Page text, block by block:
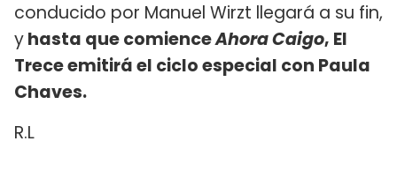
conducido por Manuel Wirzt llegará a su fin,
yhasta que comienceAhora Caigo, El
Trece emitirá el ciclo especial con Paula
Chaves.
R.L